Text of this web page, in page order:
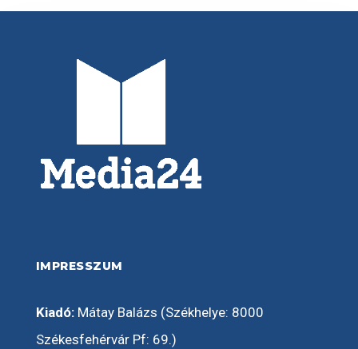
IMPRESSZUM
Kiadó:Mátay Balázs (Székhelye: 8000
Székesfehérvár Pf: 69.)